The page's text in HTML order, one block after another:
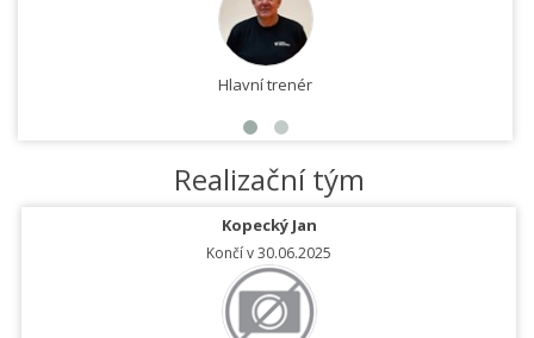
Hlavní trenér
Realizační tým
Kopecký Jan
Končí v 30.06.2025